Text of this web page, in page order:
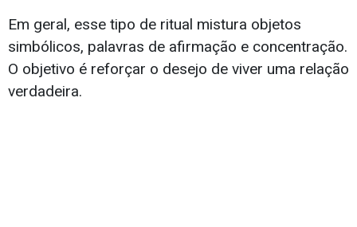
Em geral, esse tipo de ritual mistura objetos
simbólicos, palavras de afirmação e concentração.
O objetivo é reforçar o desejo de viver uma relação
verdadeira.